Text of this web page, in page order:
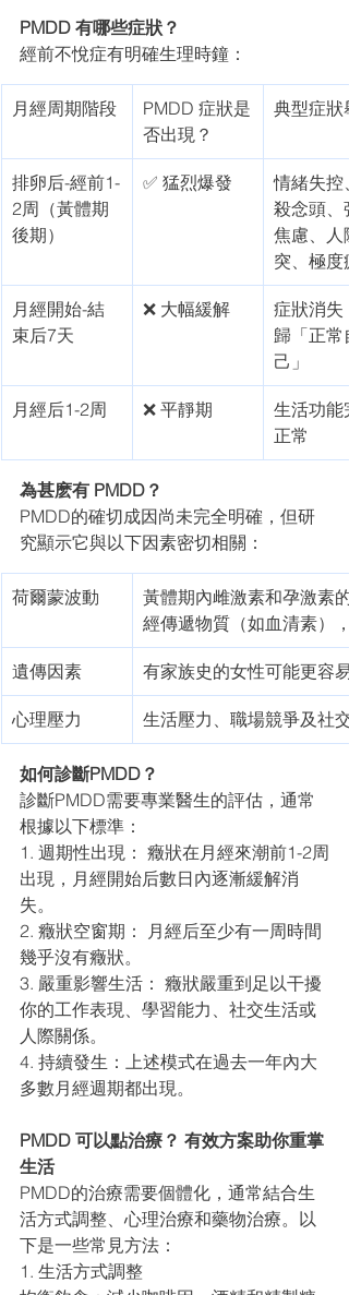
PMDD 有哪些症狀？
經前不悅症有明確生理時鐘：
月經周期階段
PMDD 症狀是
否出現？
典型症狀
排卵后-經前1-
2周（黃體期
後期）
✅ 猛烈爆發
情緒失控
殺念頭、
焦慮、人
突、極度
月經開始-結
束后7天
❌ 大幅緩解
症狀消失
歸「正常自
己」
月經后1-2周 ❌ 平靜期
生活功能
正常
為甚麽有 PMDD？
PMDD的確切成因尚未完全明確，但研
究顯示它與以下因素密切相關：
荷爾蒙波動
黃體期內雌激素和孕激素
經傳遞物質（如血清素）
遺傳因素 有家族史的女性可能更容
心理壓力 生活壓力、職場競爭及社
如何診斷PMDD？
診斷PMDD需要專業醫生的評估，通常
根據以下標準：
1. 週期性出現： 癥狀在月經來潮前1-2周
出現，月經開始后數日內逐漸緩解消
失。
2. 癥狀空窗期： 月經后至少有一周時間
幾乎沒有癥狀。
3. 嚴重影響生活： 癥狀嚴重到足以干擾
你的工作表現、學習能力、社交生活或
人際關係。
4. 持續發生：上述模式在過去一年內大
多數月經週期都出現。
PMDD 可以點治療？ 有效方案助你重掌
生活
PMDD的治療需要個體化，通常結合生
活方式調整、心理治療和藥物治療。以
下是一些常見方法：
1. 生活方式調整